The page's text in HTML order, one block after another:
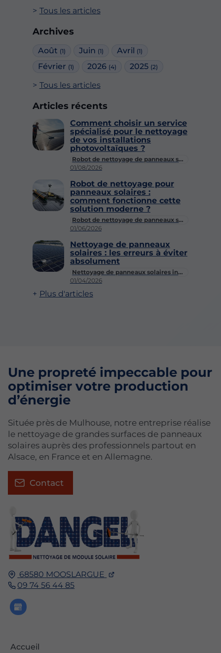
Tous les articles
Archives
Août (1) Juin (1) Avril (1)
Février (1) 2026 (4) 2025 (2)
Tous les articles
Articles récents
Robot de nettoyage de panneaux solaires
01/08/2026
Comment choisir un service
spécialisé pour le nettoyage
de vos installations
photovoltaïques ?
Robot de nettoyage de panneaux solaires
01/06/2026
Robot de nettoyage pour
panneaux solaires :
comment fonctionne cette
solution moderne ?
Nettoyage de panneaux solaires industriels
01/04/2026
Nettoyage de panneaux
solaires : les erreurs à éviter
absolument
Plus d'articles
68580 MOOSLARGUE
09 74 56 44 85
Accueil
Une propreté impeccable pour
optimiser votre production
d’énergie
Située près de Mulhouse, notre entreprise réalise
le nettoyage de grandes surfaces de panneaux
solaires auprès des professionnels partout en
Alsace, en France et en Allemagne.
Contact